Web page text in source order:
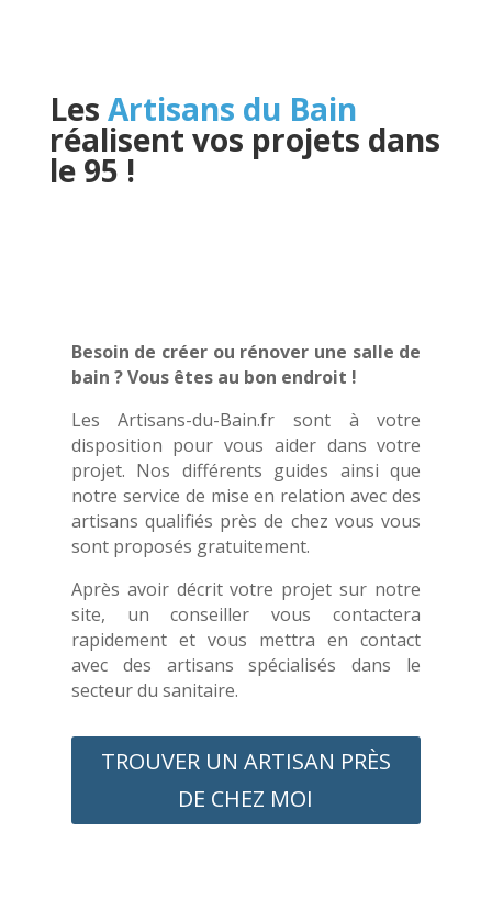
Les Artisans du Bain
réalisent vos projets dans
le 95 !
Besoin de créer ou rénover une salle de
bain ? Vous êtes au bon endroit !
Les Artisans-du-Bain.fr sont à votre
disposition pour vous aider dans votre
projet. Nos différents guides ainsi que
notre service de mise en relation avec des
artisans qualifiés près de chez vous vous
sont proposés gratuitement.
Après avoir décrit votre projet sur notre
site, un conseiller vous contactera
rapidement et vous mettra en contact
avec des artisans spécialisés dans le
secteur du sanitaire.
TROUVER UN ARTISAN PRÈS
DE CHEZ MOI